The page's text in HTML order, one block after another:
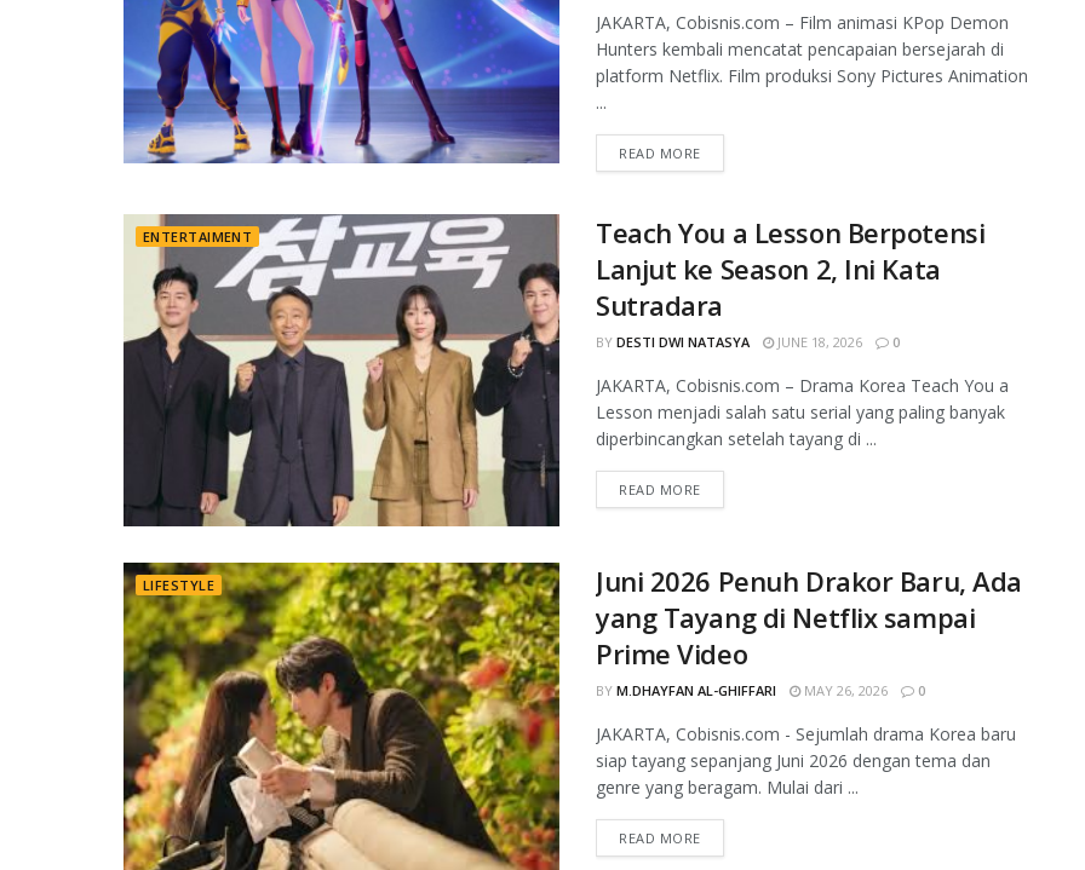
JAKARTA, Cobisnis.com – Film animasi KPop Demon
Hunters kembali mencatat pencapaian bersejarah di
platform Netflix. Film produksi Sony Pictures Animation
...
READ MORE
ENTERTAIMENT
Teach You a Lesson Berpotensi
Lanjut ke Season 2, Ini Kata
Sutradara
BY DESTI DWI NATASYA JUNE 18, 2026 0
JAKARTA, Cobisnis.com – Drama Korea Teach You a
Lesson menjadi salah satu serial yang paling banyak
diperbincangkan setelah tayang di ...
READ MORE
LIFESTYLE
Juni 2026 Penuh Drakor Baru, Ada
yang Tayang di Netflix sampai
Prime Video
BY M.DHAYFAN AL-GHIFFARI MAY 26, 2026 0
JAKARTA, Cobisnis.com - Sejumlah drama Korea baru
siap tayang sepanjang Juni 2026 dengan tema dan
genre yang beragam. Mulai dari ...
READ MORE